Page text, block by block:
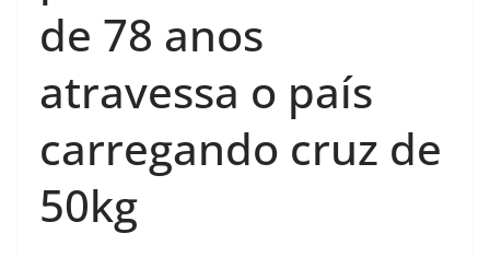
de 78 anos
atravessa o país
carregando cruz de
50kg